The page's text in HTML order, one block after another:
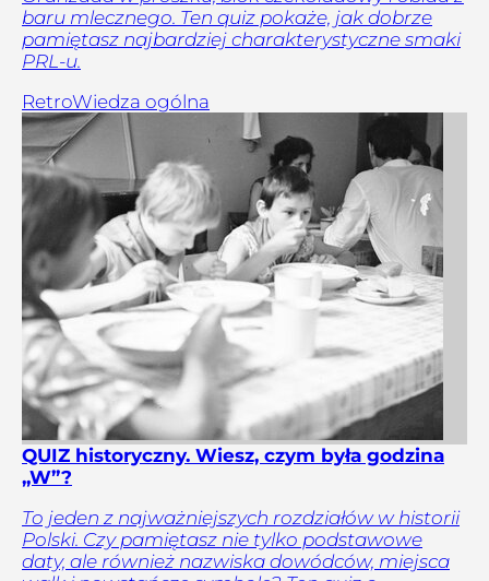
baru mlecznego. Ten quiz pokaże, jak dobrze
pamiętasz najbardziej charakterystyczne smaki
PRL-u.
RetroWiedza ogólna
QUIZ historyczny. Wiesz, czym była godzina
„W”?
To jeden z najważniejszych rozdziałów w historii
Polski. Czy pamiętasz nie tylko podstawowe
daty, ale również nazwiska dowódców, miejsca